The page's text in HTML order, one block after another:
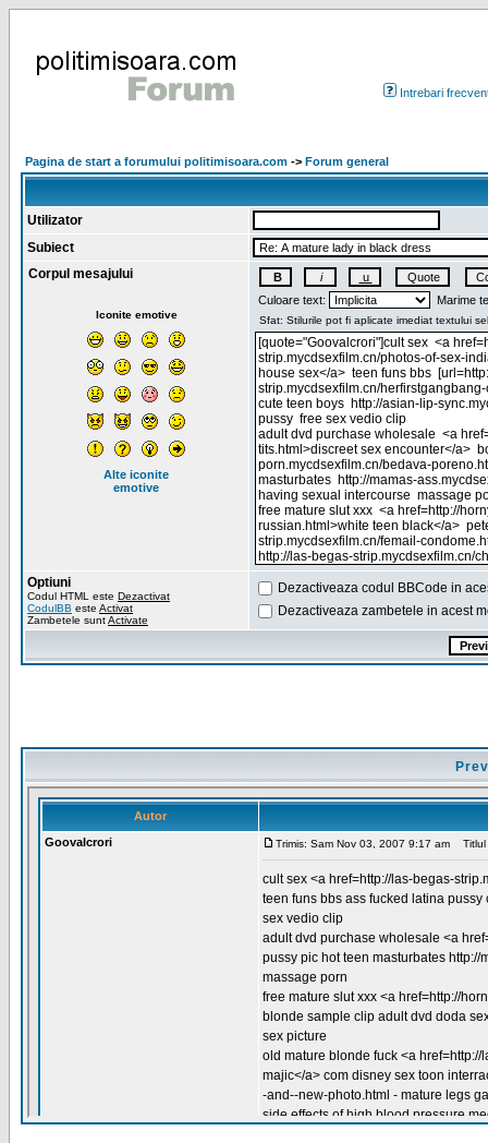
Intrebari
Pagina de start a forumului politimisoara.com -> Forum general
Utilizator
Subiect
Corpul mesajului
Iconite emotive
Alte iconite
emotive
Culoare text: Marime
Optiuni
Codul HTML este Dezactivat
CodulBB este Activat
Zambetele suntActivate
Dezactiveaza codul BBCode in
Dezactiveaza zambetele in acest